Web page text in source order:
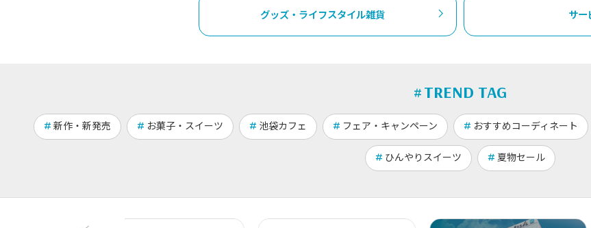
グッズ・ライフスタイル雑貨 サー
TREND TAG
新作・新発売 お菓子・スイーツ 池袋カフェ フェア・キャンペーン おすすめコーディネート
ひんやりスイーツ 夏物セール